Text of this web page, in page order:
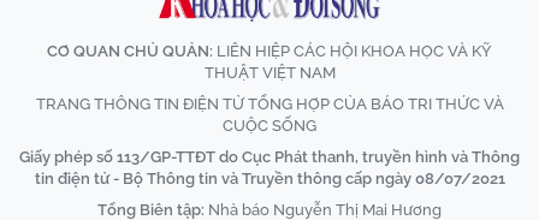
CƠ QUAN CHỦ QUẢN: LIÊN HIỆP CÁC HỘI KHOA HỌC VÀ KỸ
THUẬT VIỆT NAM
TRANG THÔNG TIN ĐIỆN TỬ TỔNG HỢP CỦA BÁO TRI THỨC VÀ
CUỘC SỐNG
Giấy phép số 113/GP-TTĐT do Cục Phát thanh, truyền hình và Thông
tin điện tử - Bộ Thông tin và Truyền thông cấp ngày 08/07/2021
Tổng Biên tập: Nhà báo Nguyễn Thị Mai Hương